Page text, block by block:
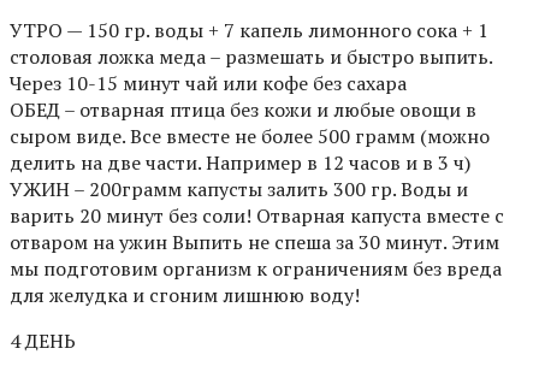
УТРО — 150 гр. воды + 7 капель лимонного сока + 1
столовая ложка меда – размешать и быстро выпить.
Через 10-15 минут чай или кофе без сахара
ОБЕД – отварная птица без кожи и любые овощи в
сыром виде. Все вместе не более 500 грамм (можно
делить на две части. Например в 12 часов и в 3 ч)
УЖИН – 200грамм капусты залить 300 гр. Воды и
варить 20 минут без соли! Отварная капуста вместе с
отваром на ужин Выпить не спеша за 30 минут. Этим
мы подготовим организм к ограничениям без вреда
для желудка и сгоним лишнюю воду!
4 ДЕНЬ